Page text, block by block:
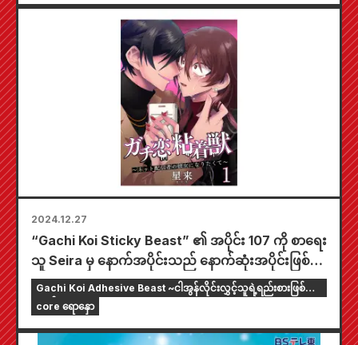
2024.12.27
“Gachi Koi Sticky Beast” ၏ အပိုင်း 107 ကို စာရေး
သူ Seira မှ နောက်အပိုင်းသည် နောက်ဆုံးအပိုင်းဖြစ်
မည်ဟု SNS တွင် ကြိုတင်ကြေငြာထားသည်။
Gachi Koi Adhesive Beast ~ငါအွန်လိုင်းလွှင့်သူရဲ့ရည်းစားဖြစ်ချင်
တယ်~
core ရောနှော